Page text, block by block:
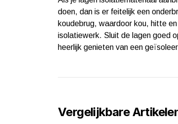
doen, dan is er feitelijk een
koudebrug, waardoor kou, hitte
isolatiewerk. Sluit de lagen goed
heerlijk genieten van een
Vergelijkbare